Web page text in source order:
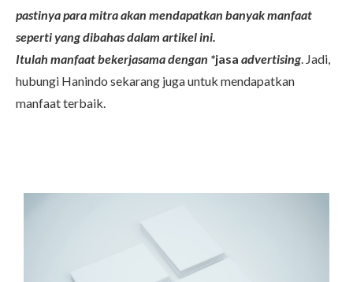
pastinya para mitra akan mendapatkan banyak manfaat
seperti yang dibahas dalam artikel ini.
Itulah manfaat bekerjasama dengan *jasa advertising . Jadi,
hubungi Hanindo sekarang juga untuk mendapatkan
manfaat terbaik.